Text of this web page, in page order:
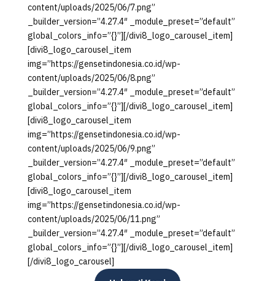
content/uploads/2025/06/7.png”
_builder_version=”4.27.4″ _module_preset=”default”
global_colors_info=”{}”][/divi8_logo_carousel_item]
[divi8_logo_carousel_item
img=”https://gensetindonesia.co.id/wp-
content/uploads/2025/06/8.png”
_builder_version=”4.27.4″ _module_preset=”default”
global_colors_info=”{}”][/divi8_logo_carousel_item]
[divi8_logo_carousel_item
img=”https://gensetindonesia.co.id/wp-
content/uploads/2025/06/9.png”
_builder_version=”4.27.4″ _module_preset=”default”
global_colors_info=”{}”][/divi8_logo_carousel_item]
[divi8_logo_carousel_item
img=”https://gensetindonesia.co.id/wp-
content/uploads/2025/06/11.png”
_builder_version=”4.27.4″ _module_preset=”default”
global_colors_info=”{}”][/divi8_logo_carousel_item]
[/divi8_logo_carousel]